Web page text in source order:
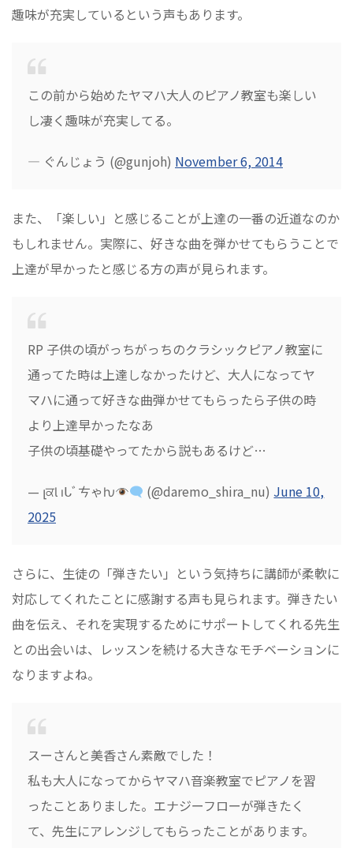
趣味が充実しているという声もあります。
この前から始めたヤマハ大人のピアノ教室も楽しい
し凄く趣味が充実してる。
— ぐんじょう (@gunjoh) November 6, 2014
また、「楽しい」と感じることが上達の一番の近道なのか
もしれません。実際に、好きな曲を弾かせてもらうことで
上達が早かったと感じる方の声が見られます。
RP 子供の頃がっちがっちのクラシックピアノ教室に
通ってた時は上達しなかったけど、大人になってヤ
マハに通って好きな曲弾かせてもらったら子供の時
より上達早かったなあ
子供の頃基礎やってたから説もあるけど…
— լਕƖ ıᒐﾞㄘゃƕ (@daremo_shira_nu) June 10,
2025
さらに、生徒の「弾きたい」という気持ちに講師が柔軟に
対応してくれたことに感謝する声も見られます。弾きたい
曲を伝え、それを実現するためにサポートしてくれる先生
との出会いは、レッスンを続ける大きなモチベーションに
なりますよね。
スーさんと美香さん素敵でした！
私も大人になってからヤマハ音楽教室でピアノを習
ったことありました。エナジーフローが弾きたく
て、先生にアレンジしてもらったことがあります。